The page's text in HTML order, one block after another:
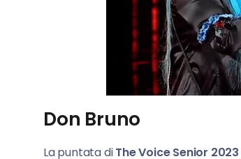
Don Bruno
La puntata diThe Voice Senior 2023